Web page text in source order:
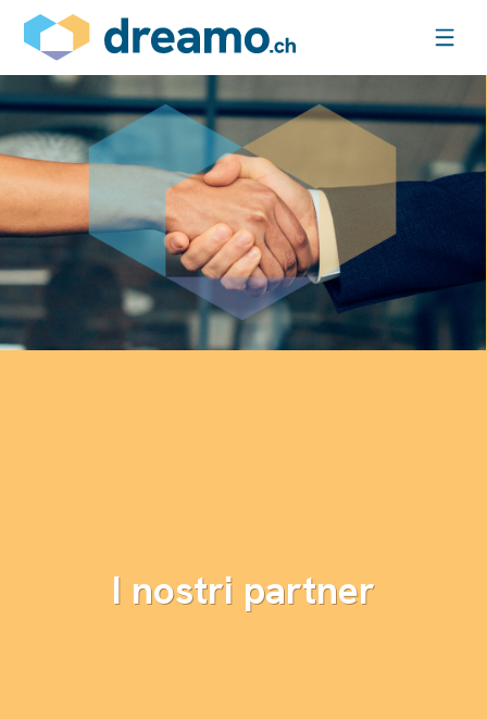
I nostri partner